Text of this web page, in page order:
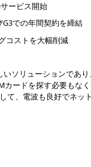
ービス開始
G3での年間契約を締結
コストを大幅削減
いソリューションであ
カードを探す必要もな
て、電波も良好でネッ